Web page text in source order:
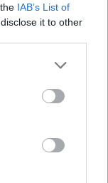
IAB’s List of
it to other
or more Google
may click to
party tags to
in below Google